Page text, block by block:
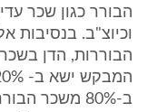
הבורר כגון שכר
הבוררות, הדן
ב-80%